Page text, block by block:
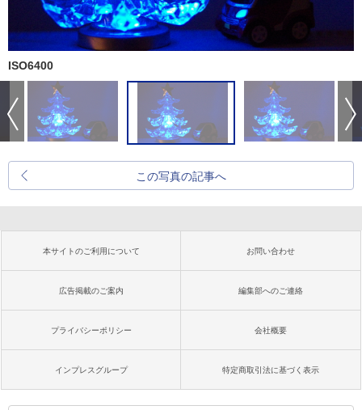
ISO6400
この写真の記事へ
本サイトのご利用について お問い合わせ
広告掲載のご案内 編集部へのご連絡
プライバシーポリシー 会社概要
インプレスグループ 特定商取引法に基づく表示